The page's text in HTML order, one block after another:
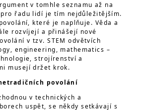
v tomhle seznamu až na
řadu lidí je tím nejdůležitějším.
které je naplňuje. Věda a
rozvíjejí a přinášejí nové
v tzv. STEM odvětvích
engineering, mathematics –
strojírenství a
musejí držet krok.
povolání
v technických a
uspět, se někdy setkávají s